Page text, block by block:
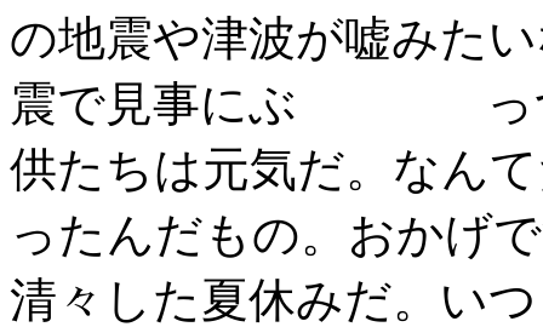
の地震や津波が嘘みた
震で見事にぶ
供たちは元気だ。なん
ったんだもの。おかげ
清々した夏休みだ。い